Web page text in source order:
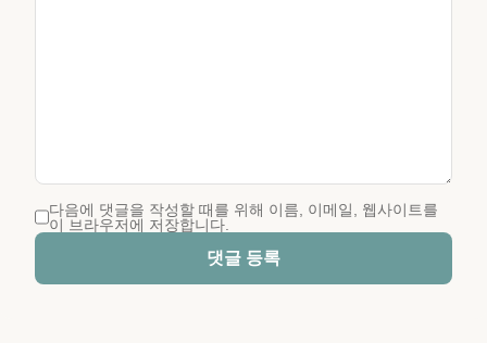
다음에 댓글을 작성할 때를 위해 이름, 이메일, 웹사이트를
이 브라우저에 저장합니다.
댓글 등록